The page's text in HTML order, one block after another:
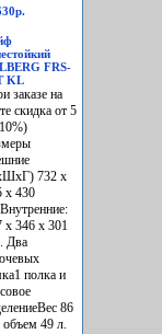
FRS-
KL
заказе на
скидка от 5
732 x
x 430
x 346 x 301
Два
полка и
86
объем 49 л.